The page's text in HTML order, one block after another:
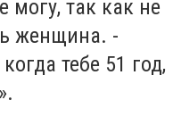
могу, так как не
женщина. -
тебе 51 год,